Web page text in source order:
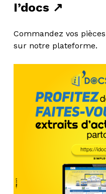
I’docs ↗
Commandez vos
sur notre plateforme.